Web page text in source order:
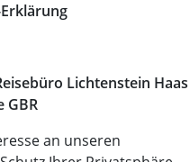
Lichtenstein Haas
GBR
an unseren